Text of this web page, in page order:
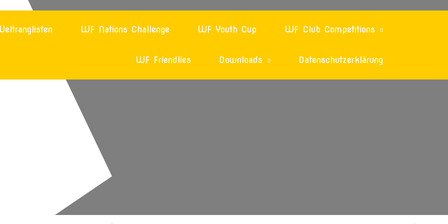
WF Nations Challenge WF Youth Cup WF Club Competitions
WF Friendlies Downloads Datenschutzerklärung